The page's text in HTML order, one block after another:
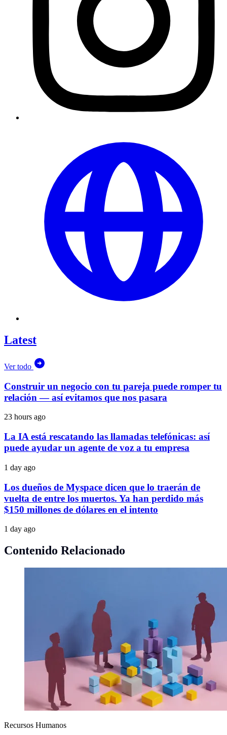
Latest
Ver todo
Construir un negocio con tu pareja puede romper tu
relación — así evitamos que nos pasara
23 hours ago
La IA está rescatando las llamadas telefónicas: así
puede ayudar un agente de voz a tu empresa
1 day ago
Los dueños de Myspace dicen que lo traerán de
vuelta de entre los muertos. Ya han perdido más
$150 millones de dólares en el intento
1 day ago
Contenido Relacionado
Recursos Humanos